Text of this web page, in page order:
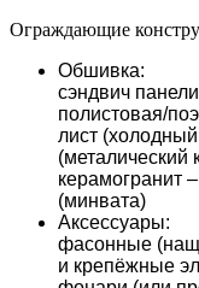
Ограждающие
Обшивка:
сэндвич
полистовая/
лист
(металический
керамогранит
(минвата)
Аксессуары:
фасонные
и крепёжные